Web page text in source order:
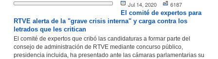
Jul 14, 2020 6187
El comité de expertos para
RTVE alerta de la "grave crisis interna" y carga contra los
letrados que les critican
El comité de expertos que cribó las candidaturas a formar parte del
consejo de administración de RTVE mediante concurso público,
presidencia incluida, ha presentado ante las cámaras parlamentarias su